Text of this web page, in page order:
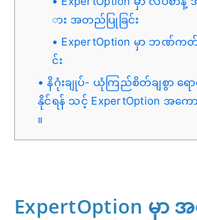
ား အတည်ပြုခြင်း
ExpertOption မှာ ဘဏ်က
င်း
နိဂုံးချုပ်- ယုံကြည်စိတ်ချစွာ ရေ
နိုင်ရန် သင့် ExpertOption အက
။
ExpertOption မှာ